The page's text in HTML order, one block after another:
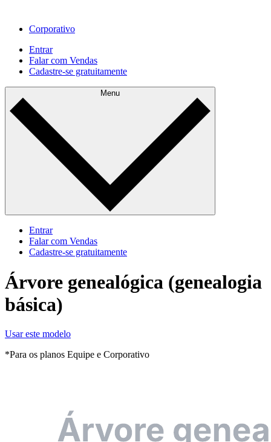
Corporativo
Entrar
Falar com Vendas
Cadastre‐se gratuitamente
Menu
Entrar
Falar com Vendas
Cadastre‐se gratuitamente
Árvore genealógica (genealogia
básica)
Usar este modelo
*Para os planos Equipe e Corporativo